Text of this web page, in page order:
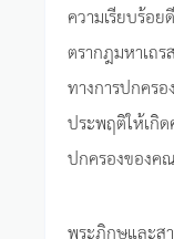
ความเรียบร้อ
ตรากฎมหาเถ
ทางการปกคร
ประพฤติให้เกิ
ปกครองของค
พระภิกษุและส